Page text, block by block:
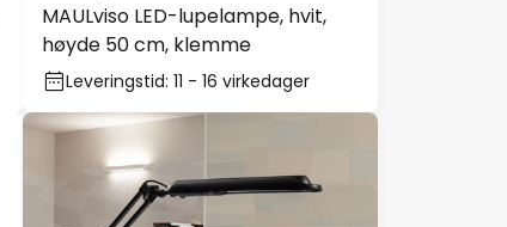
MAULviso LED-lupelampe, hvit,
høyde 50 cm, klemme
Leveringstid: 11 - 16 virkedager